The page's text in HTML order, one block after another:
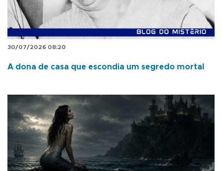
30/07/2026 08:20
A dona de casa que escondia um segredo mortal